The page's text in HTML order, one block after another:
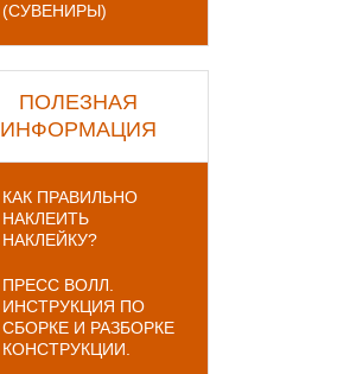
(СУВЕНИРЫ)
ПОЛЕЗНАЯ
ИНФОРМАЦИЯ
КАК ПРАВИЛЬНО
НАКЛЕИТЬ
НАКЛЕЙКУ?
ПРЕСС ВОЛЛ.
ИНСТРУКЦИЯ ПО
СБОРКЕ И РАЗБОРКЕ
КОНСТРУКЦИИ.